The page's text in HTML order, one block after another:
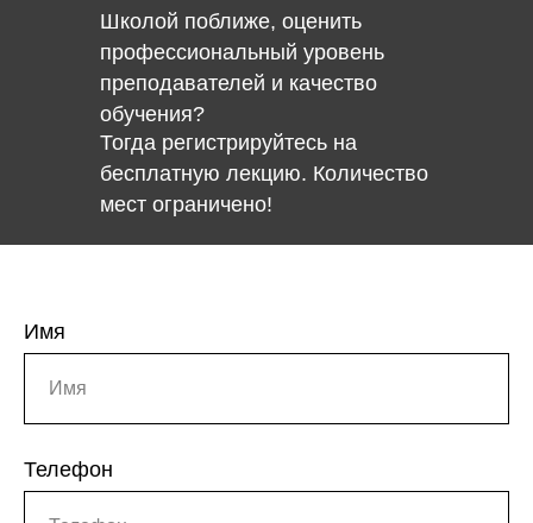
Школой поближе, оценить
профессиональный уровень
преподавателей и качество
обучения?
Тогда регистрируйтесь на
бесплатную лекцию. Количество
мест ограничено!
Имя
Телефон